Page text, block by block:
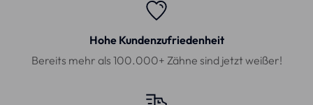
Hohe Kundenzufriedenheit
Bereits mehr als 100.000+ Zähne sind jetzt weißer!